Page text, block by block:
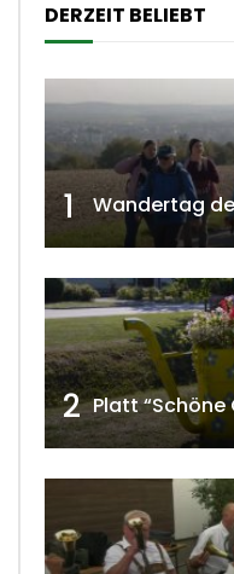
DERZEIT BELIEBT
1
2 Platt “Schöne